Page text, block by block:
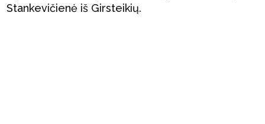
Stankevičienė iš Girsteikių.